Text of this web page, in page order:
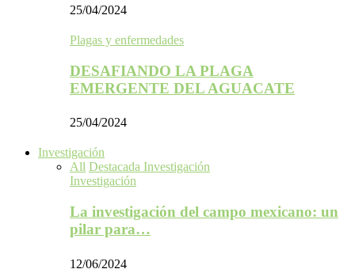
25/04/2024
Plagas y enfermedades
DESAFIANDO LA PLAGA
EMERGENTE DEL AGUACATE
25/04/2024
Investigación
All Destacada Investigación
Investigación
La investigación del campo mexicano: un
pilar para…
12/06/2024